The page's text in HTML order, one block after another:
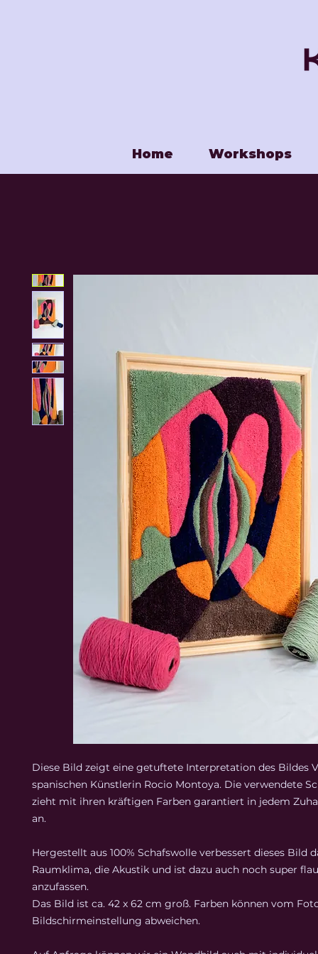
Home Workshops
Diese Bild zeigt eine getuftete Interpretation des Bildes
spanischen Künstlerin Rocio Montoya. Die verwendete
zieht mit ihren kräftigen Farben garantiert in jedem
an.
Hergestellt aus 100% Schafswolle verbessert dieses Bild
Raumklima, die Akustik und ist dazu auch noch super
anzufassen.
Das Bild ist ca. 42 x 62 cm groß. Farben können vom
Bildschirmeinstellung abweichen.